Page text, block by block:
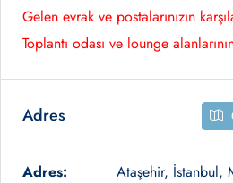
Gelen evrak ve postalarınızın
Toplantı odası ve lounge
Adres
Adres: Ataşehir, İstanbul,